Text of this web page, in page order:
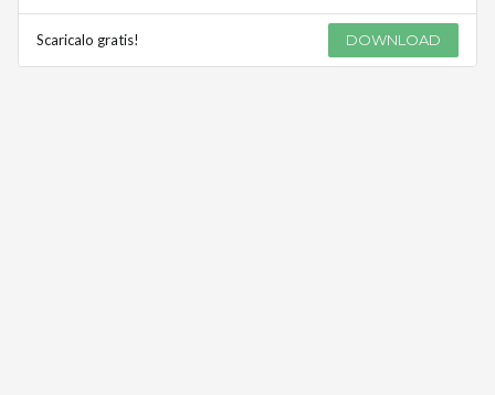
Scaricalo gratis! DOWNLOAD